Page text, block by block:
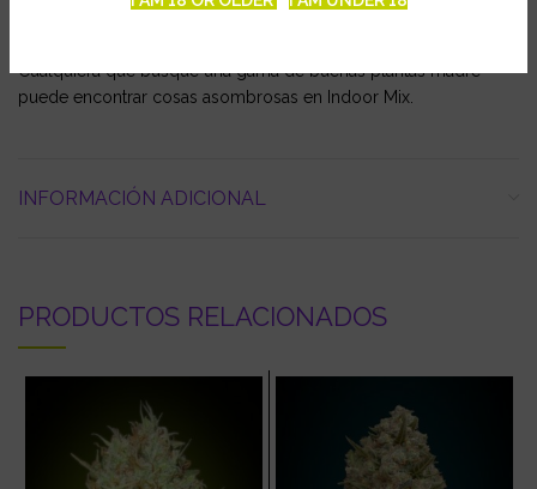
Cualquiera que busque una gama de buenas plantas madre
puede encontrar cosas asombrosas en Indoor Mix.
INFORMACIÓN ADICIONAL
PRODUCTOS RELACIONADOS